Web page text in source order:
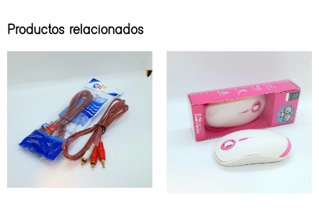
Productos relacionados